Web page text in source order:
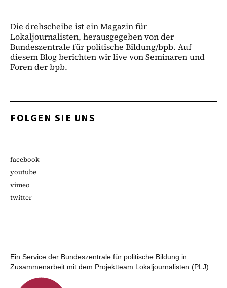
Die drehscheibe ist ein Magazin für
Lokaljournalisten, herausgegeben von der
Bundeszentrale für politische Bildung/bpb. Auf
diesem Blog berichten wir live von Seminaren und
Foren der bpb.
FOLGEN SIE UNS
facebook
youtube
vimeo
twitter
Ein Service der Bundeszentrale für politische Bildung in
Zusammenarbeit mit dem Projektteam Lokaljournalisten (PLJ)